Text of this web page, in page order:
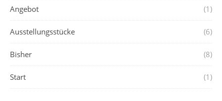
Angebot (1)
Ausstellungsstücke (6)
Bisher (8)
Start (1)